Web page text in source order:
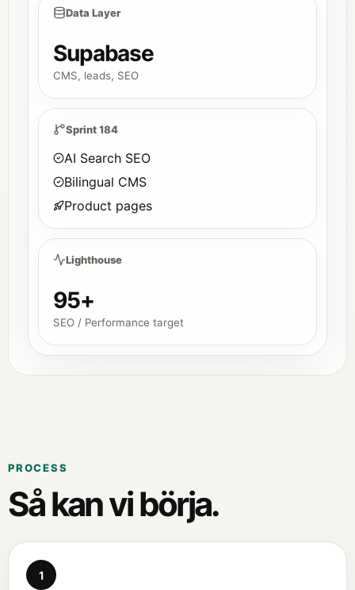
Data Layer
Supabase
CMS, leads, SEO
Sprint 184
AI Search SEO
Bilingual CMS
Product pages
Lighthouse
95+
SEO / Performance target
PROCESS
Så kan vi börja.
1